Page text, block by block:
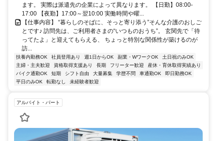
ます。 実際は派遣先の企業によって異なります。 【日勤】08:00-
17:00 【夜勤】17:00～翌10:00 実働時間や曜...
【仕事内容】 “暮らしのそばに、そっと寄り添う”そんな介護のおしご
とです♪ 訪問先は、ご利用者さまの“いつものおうち”。 玄関先で「待
ってたよ」と迎えてもらえる、 ちょっと特別な関係性が築けるのが
訪...
扶養内勤務OK 社員登用あり 週1日からOK 副業・WワークOK
土日祝のみOK
主婦・主夫歓迎
資格取得支援あり 長期 フリーター歓迎
産休・育休取得実績あり
バイク通勤OK
短期 シフト自由 大量募集 学歴不問 車通勤OK
即日勤務OK
平日のみOK
転勤なし 未経験者歓迎
アルバイト・パート